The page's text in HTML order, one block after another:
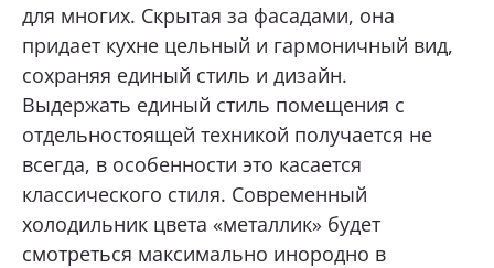
для многих. Скрытая за фасадами, она
придает кухне цельный и гармоничный вид,
сохраняя единый стиль и дизайн.
Выдержать единый стиль помещения с
отдельностоящей техникой получается не
всегда, в особенности это касается
классического стиля. Современный
холодильник цвета «металлик» будет
смотреться максимально инородно в